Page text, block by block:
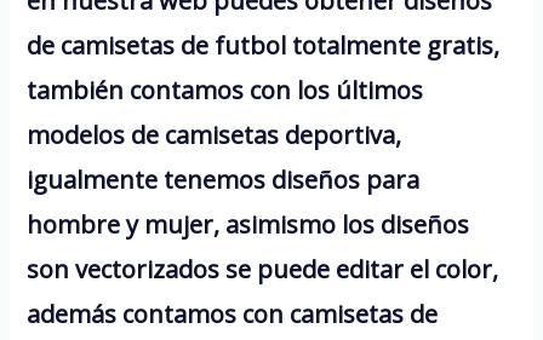
de camisetas de futbol totalmente gratis,
también contamos con los últimos
modelos de camisetas deportiva,
igualmente tenemos diseños para
hombre y mujer, asimismo los diseños
son vectorizados se puede editar el color,
además contamos con camisetas de